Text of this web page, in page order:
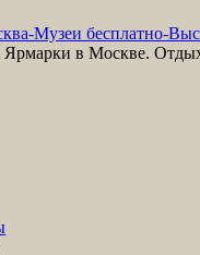
Музеи бесплатно-
в Москве.